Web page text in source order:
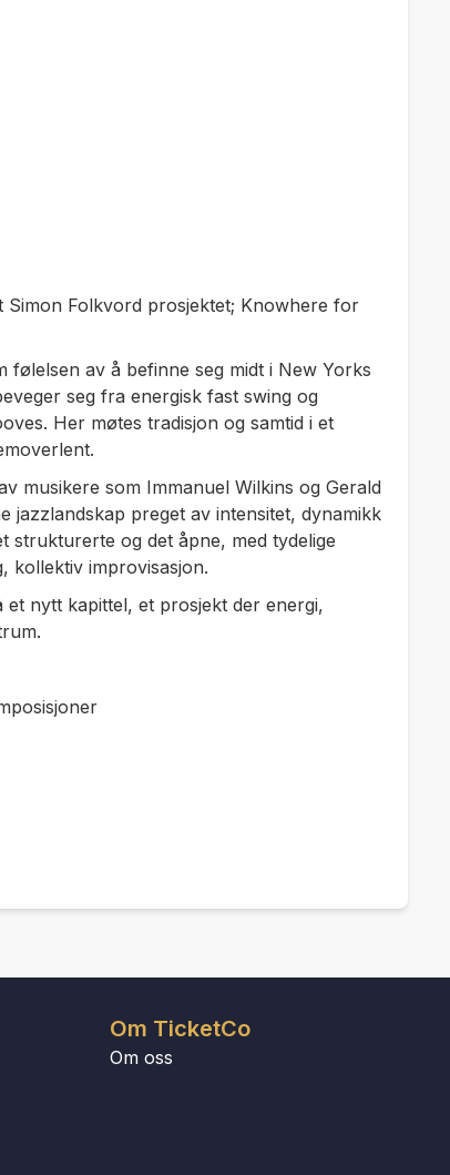
Simon Folkvord prosjektet; Knowhere for
følelsen av å befinne seg midt i New Yorks
seg fra energisk fast swing og
Her møtes tradisjon og samtid i et
musikere som Immanuel Wilkins og Gerald
jazzlandskap preget av intensitet, dynamikk
strukturerte og det åpne, med tydelige
kollektiv improvisasjon.
nytt kapittel, et prosjekt der energi,
Om TicketCo
Om oss